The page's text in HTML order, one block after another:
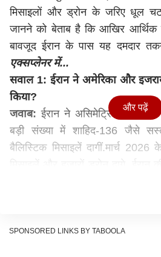
मिसाइलों और ड्रोन के जरिए धूल
जानने को बेताब है कि आखिर आर्थिक
बावजूद ईरान के पास यह दमदार
एक्सप्लेनर में...
सवाल 1: ईरान ने अमेरिका और
किया?
जवाब: ईरान ने असिमेट्रिक
बड़ी संख्या में शाहिद-136 जैसे
बैलिस्टिक मिसाइलें दागीं.मार्च
ड्रोन्स, 30 से ज्यादा क्रूज मिसाइलें
और पढ़ें
SPONSORED LINKS BY TABOOLA